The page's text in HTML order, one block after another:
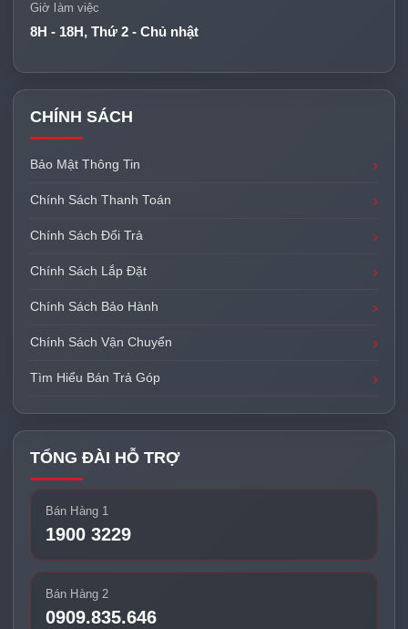
Giờ làm việc
8H - 18H, Thứ 2 - Chủ nhật
CHÍNH SÁCH
Bảo Mật Thông Tin
Chính Sách Thanh Toán
Chính Sách Đổi Trả
Chính Sách Lắp Đặt
Chính Sách Bảo Hành
Chính Sách Vận Chuyển
Tìm Hiểu Bán Trả Góp
TỔNG ĐÀI HỖ TRỢ
Bán Hàng 1
1900 3229
Bán Hàng 2
0909.835.646